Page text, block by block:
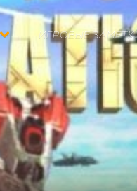
ИГРОВЫЕ